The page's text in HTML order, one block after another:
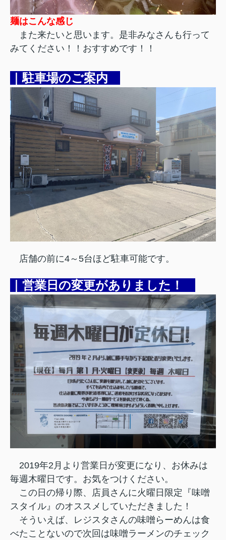
麺はこんな感じ
また来たいと思います。 是非みなさんも行って
みてください！！ おすすめです！！
｜駐車場のご案内
店舗の前に4～5台ほど駐車可能です。
｜営業日の変更がありました！
2019年2月より営業日が変更になり、お休みは
毎週木曜日です。お気をつけください。
この日の帰り際、店員さんに火曜日限定『味噌
スタイル』のオススメしていただきました！
そういえば、レジスタさんの味噌らーめんは食
べたことないので次回は味噌ラーメンのチェック